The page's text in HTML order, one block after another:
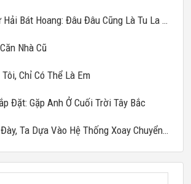
Bát Hoang: Đâu Đâu Cũng Là Tu La Tràng
Nhà Cũ
Chỉ Có Thể Là Em
Đặt: Gặp Anh Ở Cuối Trời Tây Bắc
Ta Dựa Vào Hệ Thống Xoay Chuyển Giang Sơn